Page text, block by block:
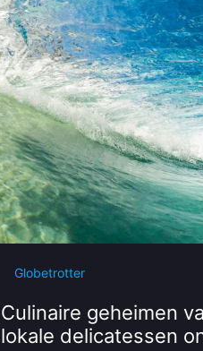
Globetrotter
Culinaire geheimen
lokale delicatessen